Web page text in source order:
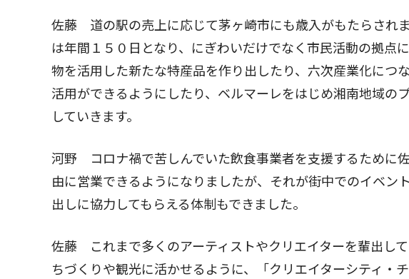
佐藤 道の駅の売上に応じて茅ヶ崎市にも歳入がもたらされ
は年間１５０日となり、にぎわいだけでなく市民活動の拠点
物を活用した新たな特産品を作り出したり、六次産業化につ
活用ができるようにしたり、ベルマーレをはじめ湘南地域の
していきます。
河野 コロナ禍で苦しんでいた飲食事業者を支援するために
由に営業できるようになりましたが、それが街中でのイベン
出しに協力してもらえる体制もできました。
佐藤 これまで多くのアーティストやクリエイターを輩出し
ちづくりや観光に活かせるように、「クリエイターシティ・